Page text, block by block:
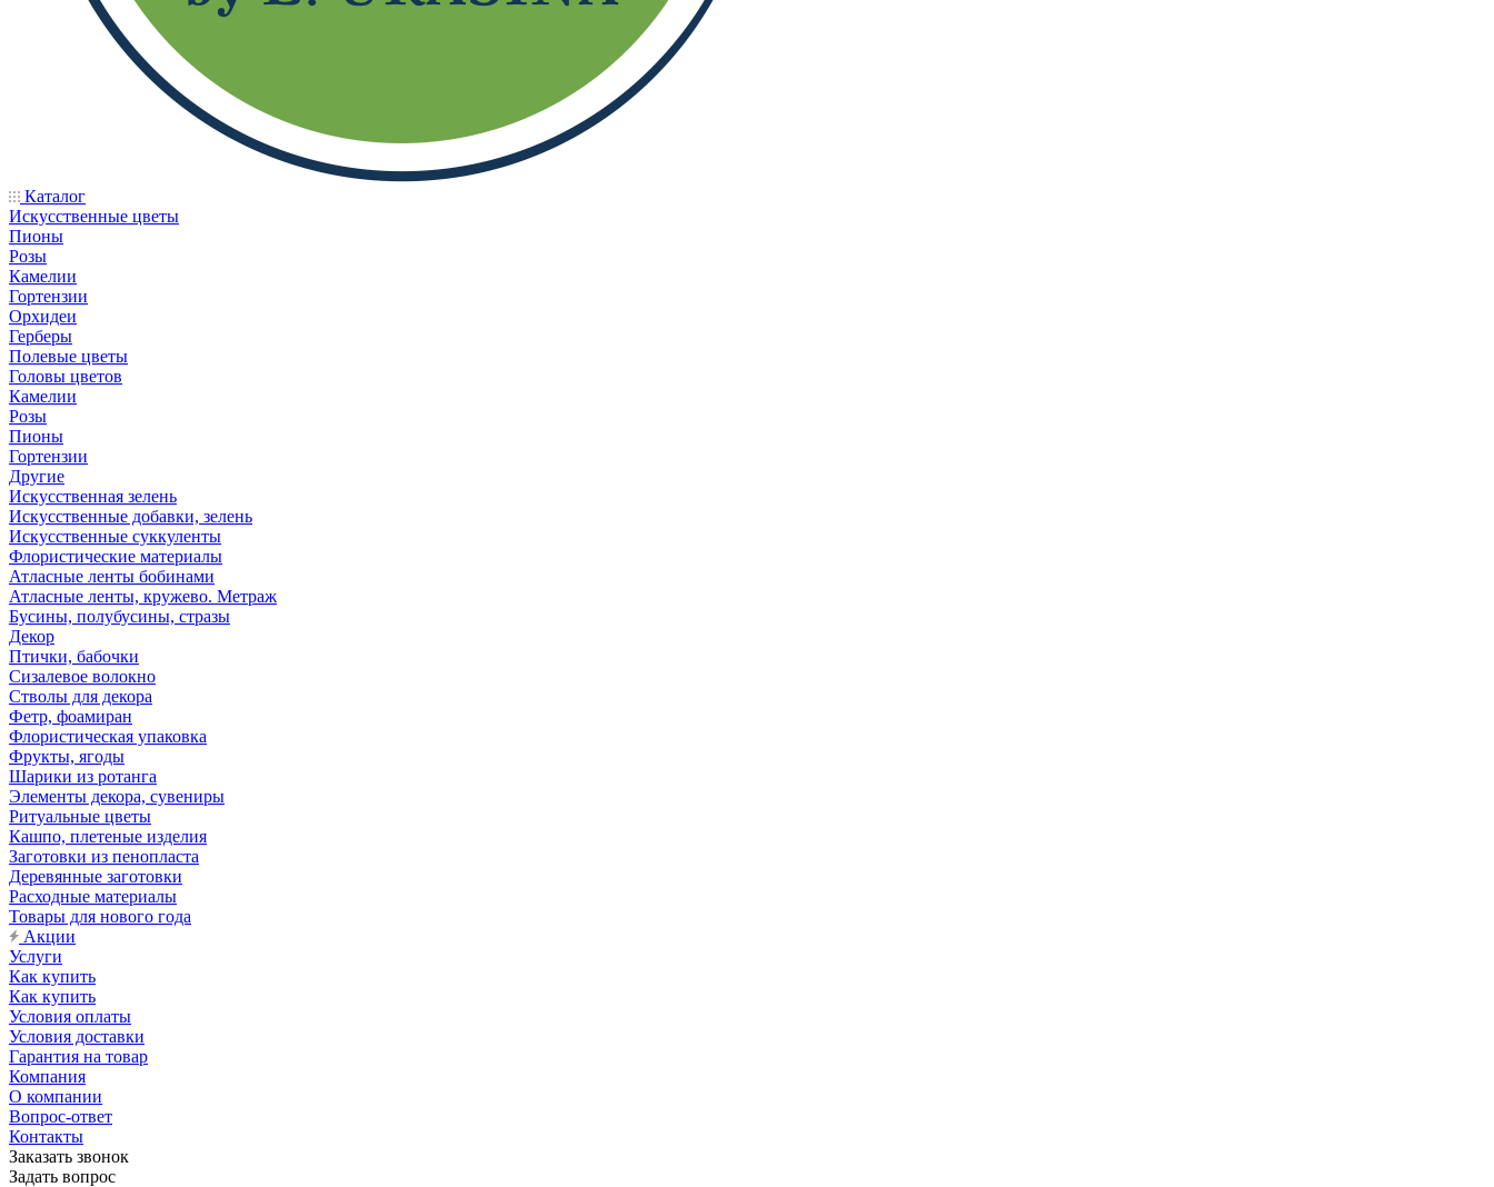
Каталог
Искусственные цветы
Пионы
Розы
Камелии
Гортензии
Орхидеи
Герберы
Полевые цветы
Головы цветов
Камелии
Розы
Пионы
Гортензии
Другие
Искусственная зелень
Искусственные добавки, зелень
Искусственные суккуленты
Флористические материалы
Атласные ленты бобинами
Атласные ленты, кружево. Метраж
Бусины, полубусины, стразы
Декор
Птички, бабочки
Сизалевое волокно
Стволы для декора
Фетр, фоамиран
Флористическая упаковка
Фрукты, ягоды
Шарики из ротанга
Элементы декора, сувениры
Ритуальные цветы
Кашпо, плетеные изделия
Заготовки из пенопласта
Деревянные заготовки
Расходные материалы
Товары для нового года
Акции
Услуги
Как купить
Как купить
Условия оплаты
Условия доставки
Гарантия на товар
Компания
О компании
Вопрос-ответ
Контакты
Заказать звонок
Задать вопрос